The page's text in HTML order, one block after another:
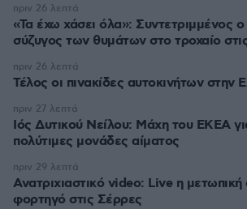
«Τα έχω χάσει όλα»: Συντετριμμένος
σύζυγος των θυμάτων στο τροχαίο
πριν 26 λεπτά
Τέλος οι πινακίδες αυτοκινήτων στην
πριν 26 λεπτά
Ιός Δυτικού Νείλου: Μάχη του ΕΚΕΑ
πολύτιμες μονάδες αίματος
πριν 27 λεπτά
Ανατριχιαστικό video: Live η
φορτηγό στις Σέρρες
πριν 29 λεπτά